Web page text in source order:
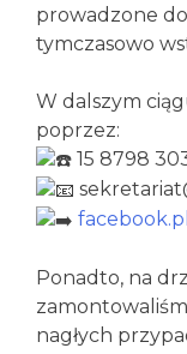
prowadzone
tymczasowo
W dalszym
poprzez:
15 8798
Ponadto, na
nagłych